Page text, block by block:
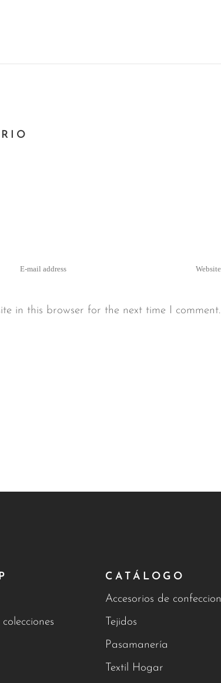
in this browser for the next time I comment.
CATÁLOGO
Accesorios de confeccion
Tejidos
Pasamanería
Textil Hogar